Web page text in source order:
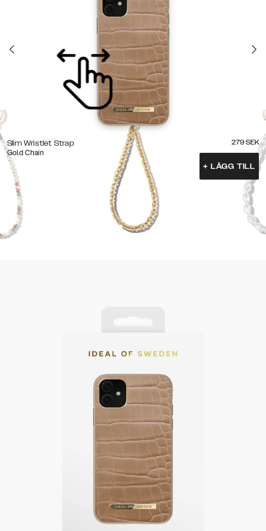
Slim Wristlet Strap
Gold Chain
279 SEK
+ LÄGG TILL